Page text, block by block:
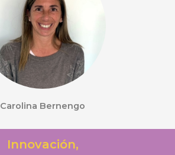
Carolina Bernengo
Innovación,